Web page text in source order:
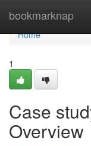
bookmarknap
Home
Home
1
Case
Overview